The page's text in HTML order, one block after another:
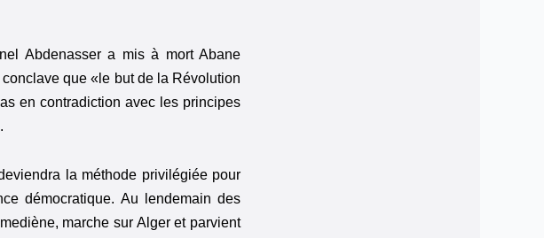
Abdenasser a mis à mort Abane
que «le but de la Révolution
en contradiction avec les principes
la méthode privilégiée pour
démocratique. Au lendemain des
marche sur Alger et parvient